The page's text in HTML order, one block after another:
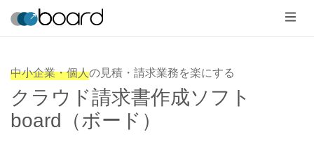
メ
ニ
ュ
ー
中小企業・個人の見積・請求業務を楽にする
クラウド請求書作成ソフト
board（ボード）